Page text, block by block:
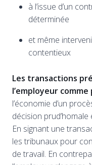
à l’issue d’un
déterminée
et même
contentieux
Les transactions
l’employeur
l’économie d’un
décision
En signant une
les tribunaux pour
de travail. En